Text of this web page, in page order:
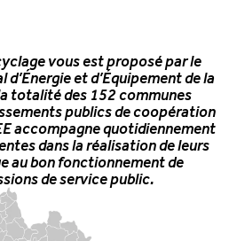
vous est proposé par le
et d’Équipement de la
totalité des 152 communes
publics de coopération
accompagne quotidiennement
dans la réalisation de leurs
au bon fonctionnement de
de service public.